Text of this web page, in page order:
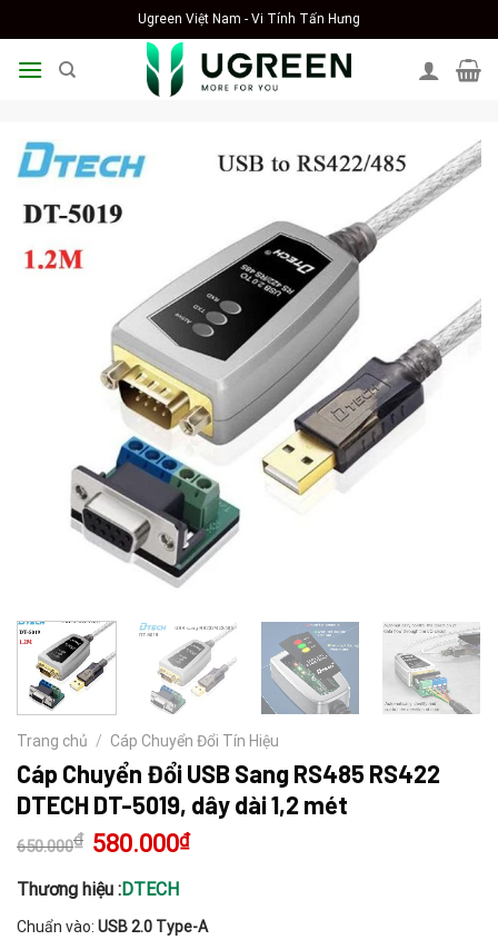
to
content
Ugreen Việt Nam - Vi Tính Tấn Hưng
Trang chủ / Cáp Chuyển Đổi Tín Hiệu
Cáp Chuyển Đổi USB Sang RS485 RS422
DTECH DT-5019, dây dài 1,2 mét
650.000₫ Giá
gốc
650.000₫.
580.000₫Giá
hiện
Thương hiệu :DTECH
Chuẩn vào: USB 2.0 Type-A